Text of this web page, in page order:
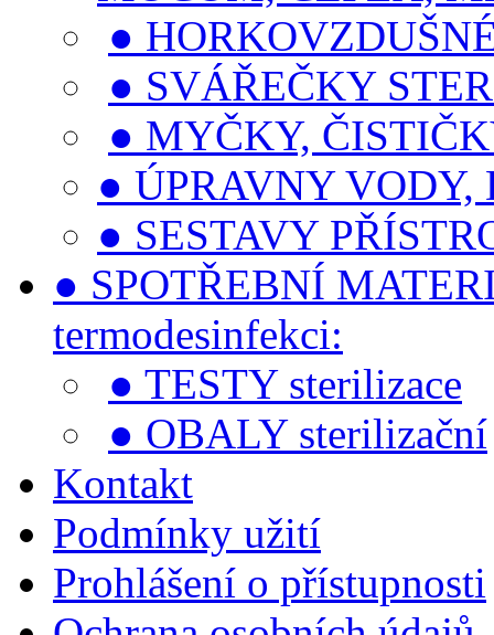
●
● SVÁŘEČKY
● MYČKY,
● ÚPRAVNY VODY,
● SESTAVY
● SPOTŘEBNÍ
termodesinfekci:
● TESTY sterilizace
● OBALY sterilizační
Kontakt
Podmínky užití
Prohlášení o přístupnosti